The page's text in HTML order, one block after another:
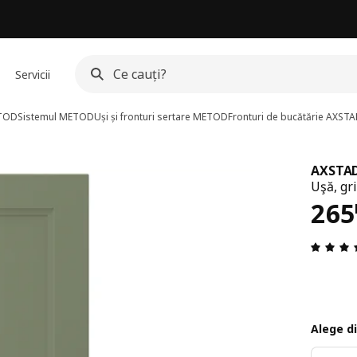
Servicii
Sistemul METODUși și fronturi sertare METODFronturi de bucătărie
Uşă,
265
Alege